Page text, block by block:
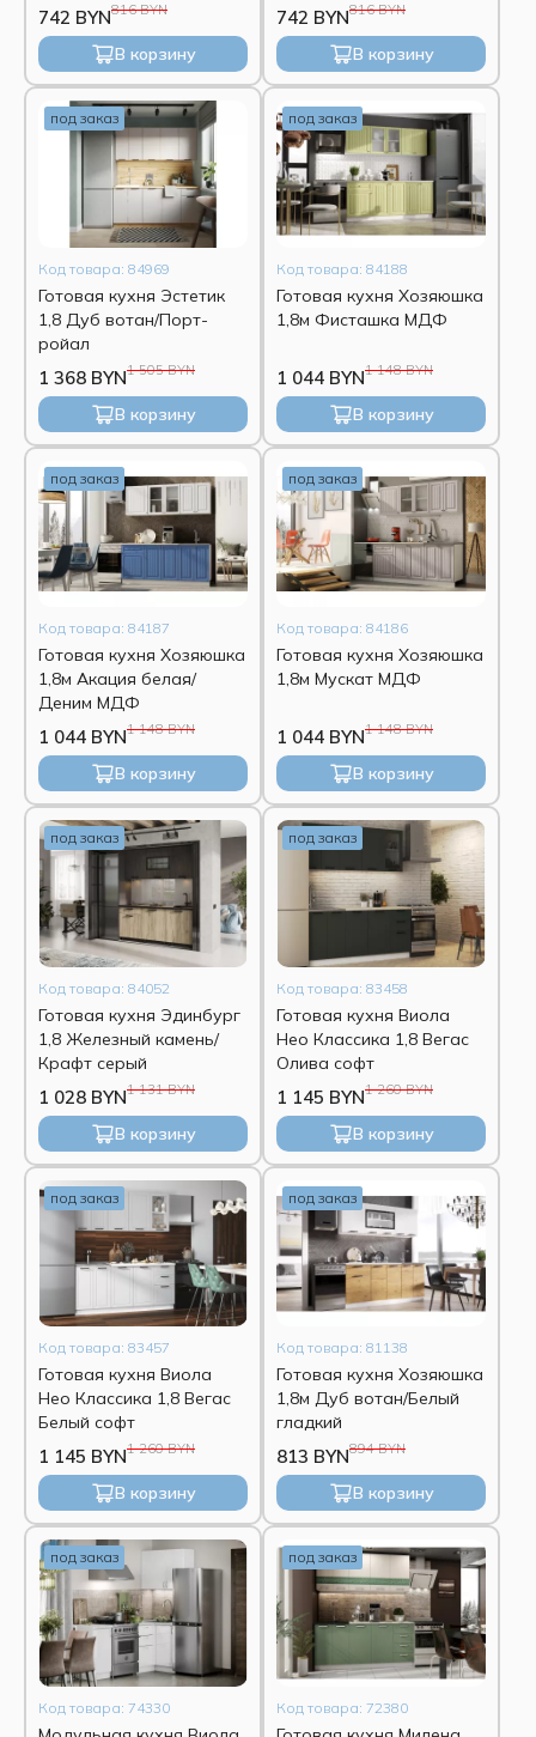
816 BYN
742 BYN
В корзину
816 BYN
742 BYN
В корзину
под заказ
Код товара: 84969
Готовая кухня Эстетик
1,8 Дуб вотан/Порт-
ройал
1 505 BYN
1 368 BYN
В корзину
под заказ
Код товара: 84188
Готовая кухня Хозяюшка
1,8м Фисташка МДФ
1 148 BYN
1 044 BYN
В корзину
под заказ
Код товара: 84187
Готовая кухня Хозяюшка
1,8м Акация белая/
Деним МДФ
1 148 BYN
1 044 BYN
В корзину
под заказ
Код товара: 84186
Готовая кухня Хозяюшка
1,8м Мускат МДФ
1 148 BYN
1 044 BYN
В корзину
под заказ
Код товара: 84052
Готовая кухня Эдинбург
1,8 Железный камень/
Крафт серый
1 131 BYN
1 028 BYN
В корзину
под заказ
Код товара: 83458
Готовая кухня Виола
Нео Классика 1,8 Вегас
Олива софт
1 260 BYN
1 145 BYN
В корзину
под заказ
Код товара: 83457
Готовая кухня Виола
Нео Классика 1,8 Вегас
Белый софт
1 260 BYN
1 145 BYN
В корзину
под заказ
Код товара: 81138
Готовая кухня Хозяюшка
1,8м Дуб вотан/Белый
гладкий
894 BYN
813 BYN
В корзину
под заказ
Код товара: 74330
под заказ
Код товара: 72380